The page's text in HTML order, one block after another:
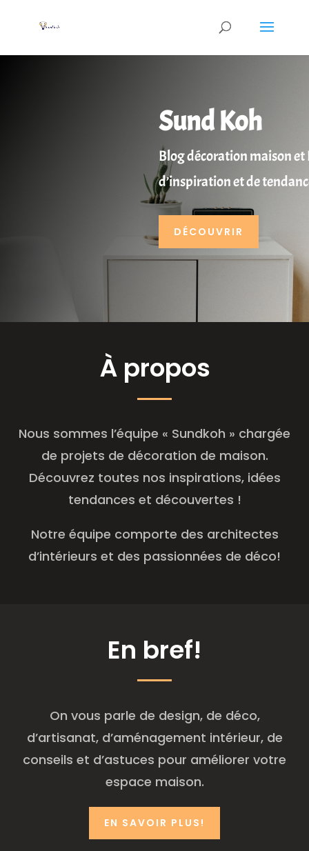
Sund Koh
Blog décoration maison et
d’inspiration et de
DÉCOUVRIR
Àpropos
Nous sommes l’équipe « Sundkoh » chargée
de projets de décoration de maison.
Découvrez toutes nos inspirations, idées
tendances et découvertes !
Notre équipe comporte des architectes
d’intérieurs et des passionnées de déco!
En bref!
On vous parle de design, de déco,
d’artisanat, d’aménagement intérieur, de
conseils et d’astuces pour améliorer votre
espace maison.
EN SAVOIR PLUS!